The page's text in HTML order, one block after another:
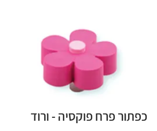
כפתור פרח פוקסיה - ורוד